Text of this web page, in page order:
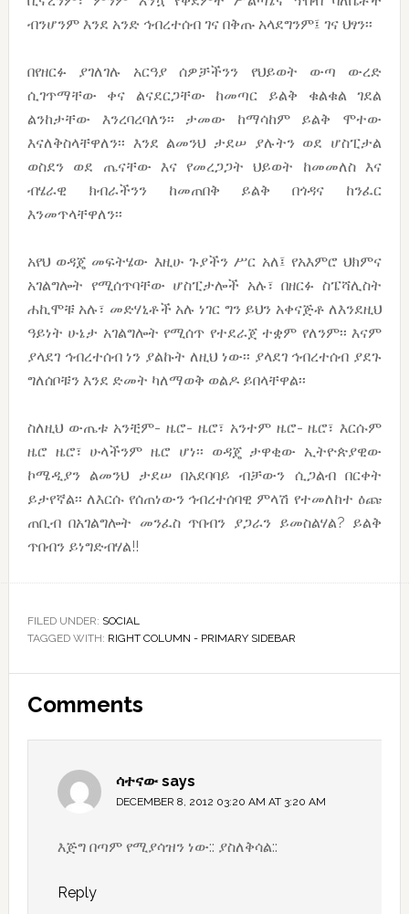
ብንሆንም እንደ አንድ ኅብረተሰብ ገና በቅጡ አላደግንም፤ ገና ህፃን፡፡
በየዘርፉ ያገለገሉ አርዓያ ሰዎቻችንን የህይወት ውጣ ውረድ
ሲገጥማቸው ቀና ልናደርጋቸው ከመጣር ይልቅ ቁልቁል ገደል
ልንከታቸው እንረባረባለን፡፡ ታመው ከማሳከም ይልቅ ሞተው
እናለቅስላቸዋለን፡፡ እንደ ልመንህ ታደሠ ያሉትን ወደ ሆስፒታል
ወስደን ወደ ጤናቸው እና የመረጋጋት ህይወት ከመመለስ እና
ብሄራዊ ክብራችንን ከመጠበቅ ይልቅ በጎዳና ከንፈር
እንመጥላቸዋለን፡፡
አየህ ወዳጄ መፍትሄው እዚሁ ጉያችን ሥር አለ፤ የአእምሮ ህክምና
አገልግሎት የሚሰጥባቸው ሆስፒታሎች አሉ፣ በዘርፉ ስፔሻሊስት
ሐኪሞቹ አሉ፣ መድሃኒቶች አሉ ነገር ግን ይህን አቀናጅቶ ለእንደዚህ
ዓይነት ሁኔታ አገልግሎት የሚሰጥ የተደራጀ ተቋም የለንም፡፡ እናም
ያላደገ ኅብረተሰብ ነን ያልኩት ለዚህ ነው፡፡ ያላደገ ኅብረተሰብ ያደጉ
ግለሰቦቹን እንደ ድመት ካለማወቅ ወልዶ ይበላቸዋል፡፡
ስለዚህ ውጤቱ አንቺም- ዜሮ- ዜሮ፣ አንተም ዜሮ- ዜሮ፣ እርሱም
ዜሮ ዜሮ፣ ሁላችንም ዜሮ ሆነ፡፡ ወዳጄ ታዋቂው ኢትዮጵያዊው
ኮሜዲያን ልመንህ ታደሠ በአደባባይ ብቻውን ሲጋልብ በርቀት
ይታየኛል፡፡ ለእርሱ የሰጠነውን ኅብረተሰባዊ ምላሽ የተመለከተ ዕጩ
ጠቢብ በአገልግሎት መንፈስ ጥበብን ያጋራን ይመስልሃል? ይልቅ
ጥበብን ይነግድብሃል!!
FILED UNDER: SOCIAL
TAGGED WITH: RIGHT COLUMN - PRIMARY SIDEBAR
Interactions
Comments
ሳተናው says
DECEMBER 8, 2012 03:20 AM AT 3:20 AM
እጅግ በጣም የሚያሳዝን ነው:: ያስለቅሳል::
Reply